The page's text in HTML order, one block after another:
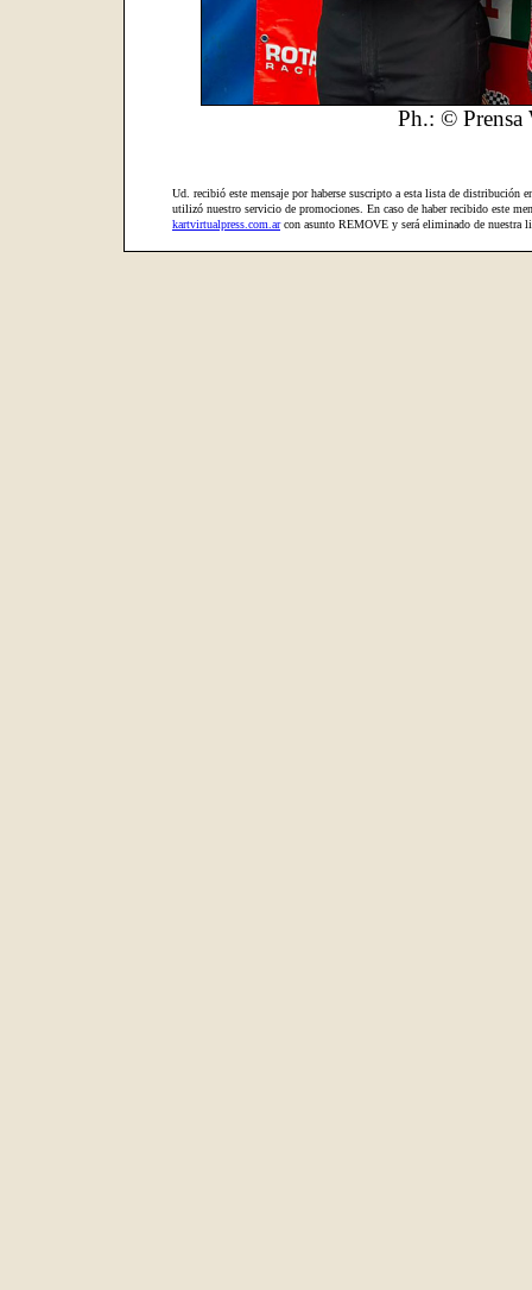
Ph.: ©
Ud. recibió este mensaje por haberse suscripto a esta lista de distribución
utilizó nuestro servicio de promociones. En caso de haber recibido este
kartvirtualpress.com.arcon asunto REMOVE y será eliminado de nuestra